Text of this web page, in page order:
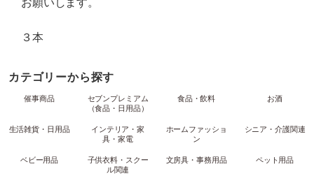
３本
カテゴリーから探す
催事商品
セブンプレミアム
（食品・日用品）
食品・飲料 お酒
生活雑貨・日用品
インテリア・家
具・家電
ホームファッショ
ン
シニア・介護関連
ベビー用品
子供衣料・スクー
ル関連
文房具・事務用品 ペット用品